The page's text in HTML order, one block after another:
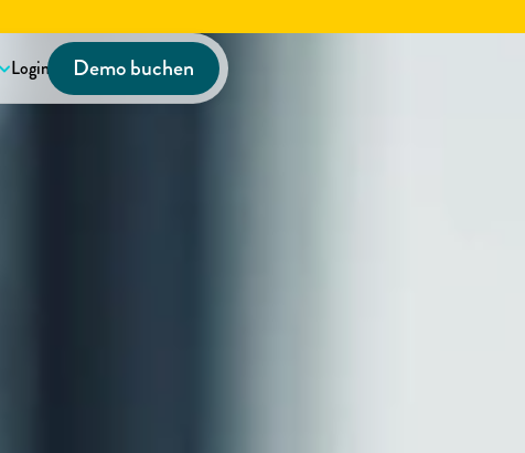
Login Demo buchen